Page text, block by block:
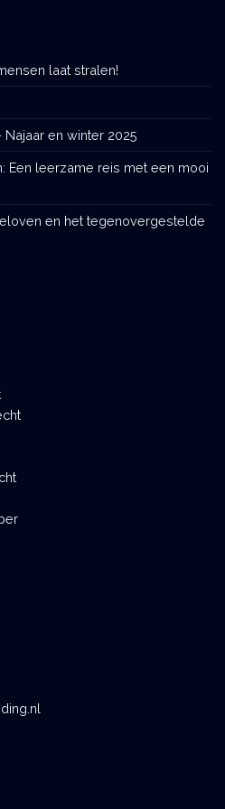
laat stralen!
en winter 2025
Een leerzame reis met een mooi
en het tegenovergestelde